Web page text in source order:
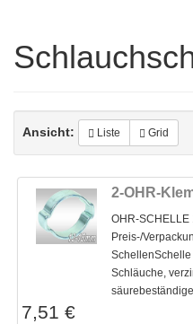
Ansicht: Liste Grid
2-OHR-
OHR-SCHELLE
Preis-/
Schläuche,
7,51 €